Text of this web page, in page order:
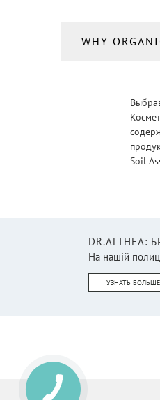
WHY
Soil
На нашій
УЗНАТЬ БОЛЬШЕ